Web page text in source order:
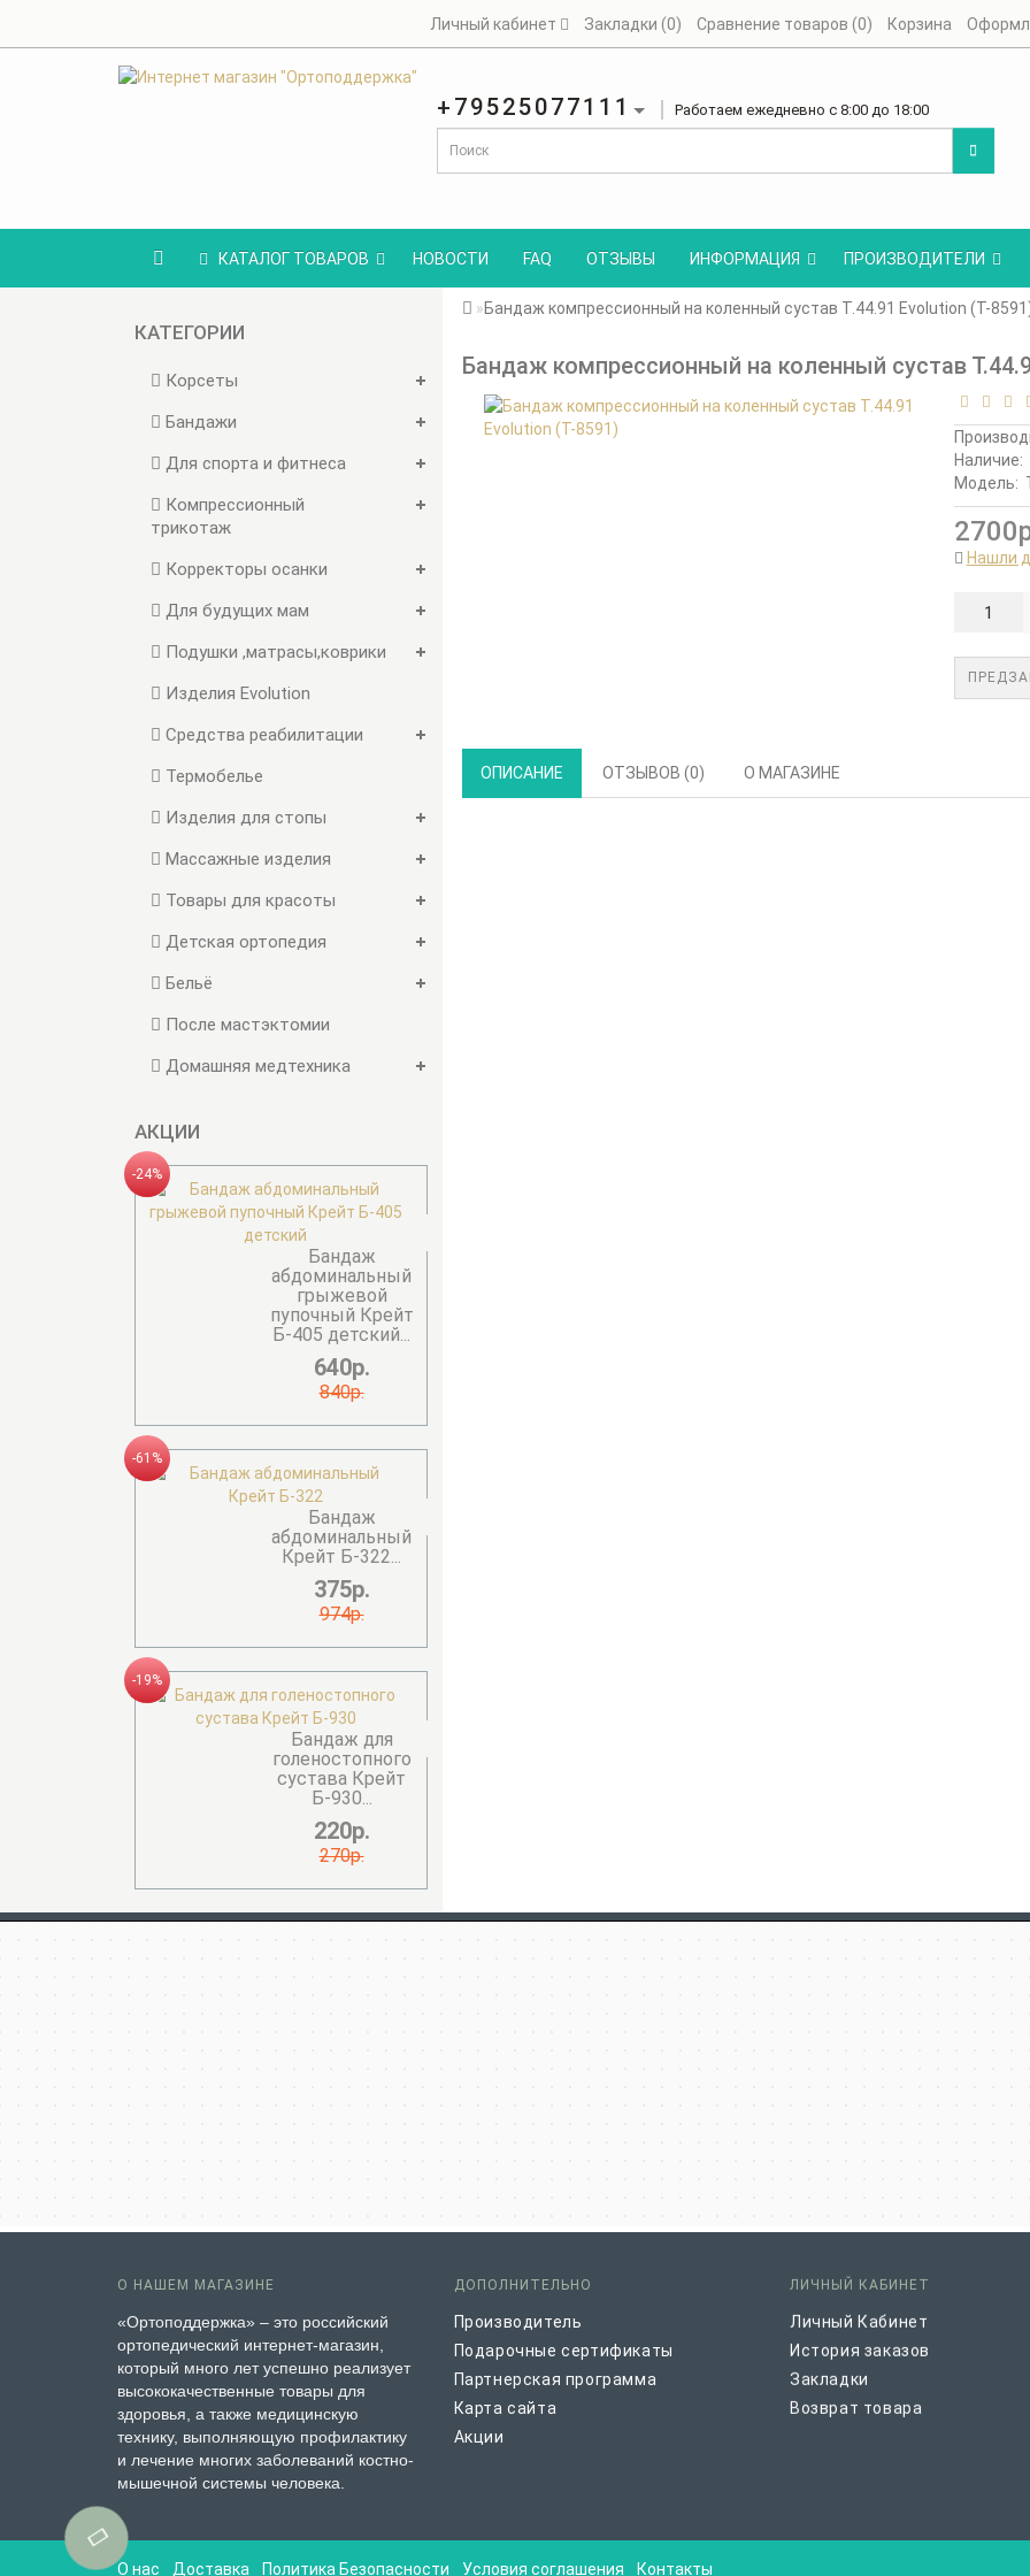
Личный кабинет Закладки (0) Сравнение товаров (0) Корзина
+79525077111 Работаем ежедневно с 8:00 до 18:00
КАТАЛОГ ТОВАРОВ НОВОСТИ FAQ ОТЗЫВЫ ИНФОРМАЦИЯ ПРОИЗВОДИТЕЛИ
КАТЕГОРИИ
Корсеты
Бандажи
Для спорта и фитнеса
Компрессионный
трикотаж
Корректоры осанки
Для будущих мам
Подушки ,матрасы,коврики
Изделия Evolution
Средства реабилитации
Термобелье
Изделия для стопы
Массажные изделия
Товары для красоты
Детская ортопедия
Бельё
После мастэктомии
Домашняя медтехника
АКЦИИ
-24%
Бандаж
абдоминальный
грыжевой
пупочный Крейт
Б-405 детский...
640р.
840р.
-61%
Бандаж
абдоминальный
Крейт Б-322...
375р.
974р.
-19%
Бандаж для
голеностопного
сустава Крейт
Б-930...
220р.
270р.
Бандаж компрессионный на коленный сустав Т.44.91 Evolution (Т-
Бандаж компрессионный на коленный сустав
Наличие:
Модель:
Нашли
ОПИСАНИЕ ОТЗЫВОВ (0) О МАГАЗИНЕ
О НАШЕМ МАГАЗИНЕ
«Ортоподдержка» – это российский
ортопедический интернет-магазин,
который много лет успешно реализует
высококачественные товары для
здоровья, а также медицинскую
технику, выполняющую профилактику
и лечение многих заболеваний костно-
мышечной системы человека.
ДОПОЛНИТЕЛЬНО
Производитель
Подарочные сертификаты
Партнерская программа
Карта сайта
Акции
ЛИЧНЫЙ КАБИНЕТ
Личный Кабинет
История заказов
Закладки
Возврат товара
О нас Доставка Политика Безопасности Условия соглашения Контакты